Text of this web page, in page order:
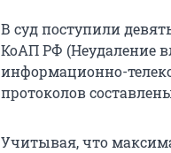
В суд поступили
КоАП РФ (Неудаление
информационно-
протоколов
Учитывая, что